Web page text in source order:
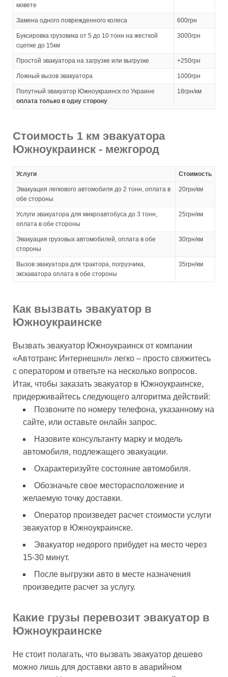
кювете
Замена одного поврежденного колеса 600грн
Буксировка грузовика от 5 до 10 тонн на жесткой
сцепке до 15км
3000грн
Простой эвакуатора на загрузке или выгрузке +250грн
Ложный вызов эвакуатора 1000грн
оплата только в одну сторону
18грн/км
Стоимость 1 км эвакуатора
Южноукраинск - межгород
Услуги Стоимость
Эвакуация легкового автомобиля до 2 тонн, оплата в
обе стороны
20грн/км
Услуги эвакуатора для микроавтобуса до 3 тонн,
оплата в обе стороны
25грн/км
Эвакуация грузовых автомобилей, оплата в обе
стороны
30грн/км
Вызов эвакуатора для трактора, погрузчика,
экскаватора оплата в обе стороны
35грн/км
Как вызвать эвакуатор в
Южноукраинске
Вызвать эвакуатор Южноукраинск от компании
«Автотранс Интернешнл» легко – просто свяжитесь
с оператором и ответьте на несколько вопросов.
Итак, чтобы заказать эвакуатор в Южноукраинске,
придерживайтесь следующего алгоритма действий:
Позвоните по номеру телефона, указанному на
сайте, или оставьте онлайн запрос.
Назовите консультанту марку и модель
автомобиля, подлежащего эвакуации.
Охарактеризуйте состояние автомобиля.
Обозначьте свое месторасположение и
желаемую точку доставки.
Оператор произведет расчет стоимости услуги
эвакуатор в Южноукраинске.
Эвакуатор недорого прибудет на место через
15-30 минут.
После выгрузки авто в месте назначения
произведите расчет за услугу.
Какие грузы перевозит эвакуатор в
Южноукраинске
Не стоит полагать, что вызвать эвакуатор дешево
можно лишь для доставки авто в аварийном